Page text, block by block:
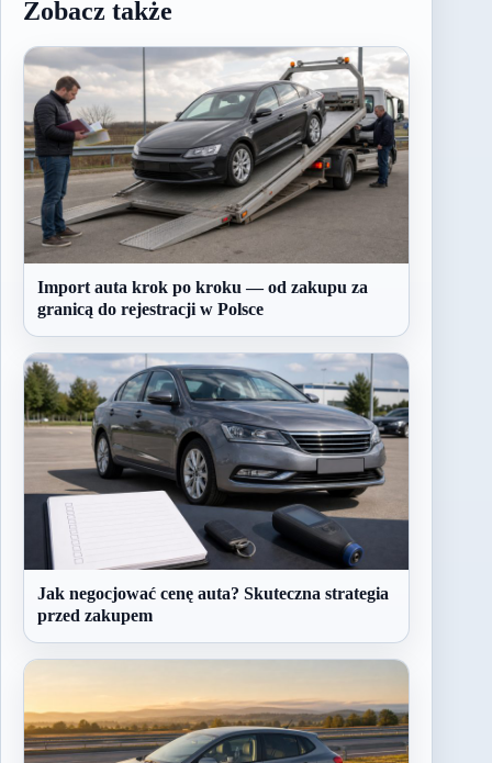
Zobacz także
Import auta krok po kroku — od zakupu za
granicą do rejestracji w Polsce
Jak negocjować cenę auta? Skuteczna strategia
przed zakupem